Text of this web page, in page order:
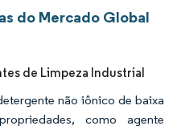
do Mercado Global
de Limpeza Industrial
não iônico de baixa
como agente